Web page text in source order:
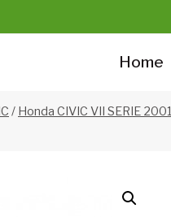
Home
/ Honda CIVIC VII SERIE